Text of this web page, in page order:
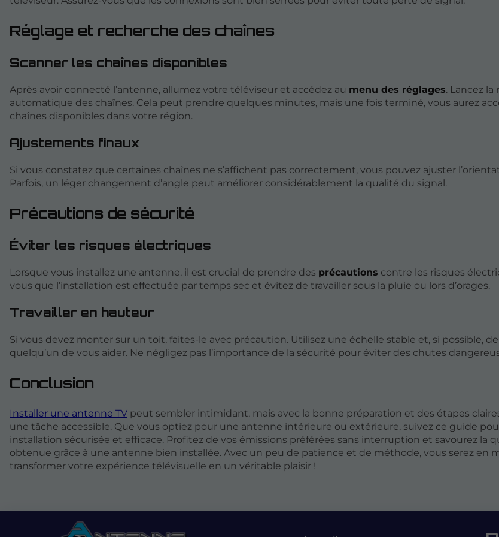
Réglage et recherche des chaînes
Scanner les chaînes disponibles
Après avoir connecté l’antenne, allumez votre téléviseur et accédez au menu des réglages. Lancez la
automatique des chaînes. Cela peut prendre quelques minutes, mais une fois terminé, vous aurez
chaînes disponibles dans votre région.
Ajustements finaux
Si vous constatez que certaines chaînes ne s’affichent pas correctement, vous pouvez ajuster
Parfois, un léger changement d’angle peut améliorer considérablement la qualité du signal.
Précautions de sécurité
Éviter les risques électriques
Lorsque vous installez une antenne, il est crucial de prendre des précautions contre les risques
vous que l’installation est effectuée par temps sec et évitez de travailler sous la pluie ou lors d’orages.
Travailler en hauteur
Si vous devez monter sur un toit, faites-le avec précaution. Utilisez une échelle stable et, si possible,
quelqu’un de vous aider. Ne négligez pas l’importance de la sécurité pour éviter des chutes
Conclusion
Installer une antenne TV peut sembler intimidant, mais avec la bonne préparation et des étapes
une tâche accessible. Que vous optiez pour une antenne intérieure ou extérieure, suivez ce guide
installation sécurisée et efficace. Profitez de vos émissions préférées sans interruption et savourez la
obtenue grâce à une antenne bien installée. Avec un peu de patience et de méthode, vous serez en
transformer votre expérience télévisuelle en un véritable plaisir !